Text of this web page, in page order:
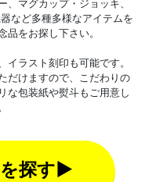
マグカップ・ジョッキ、
など多種多様なアイテムを
をお探し下さい。
ラスト刻印も可能です。
だけますので、こだわりの
な包装紙や熨斗もご用意し
探す▶